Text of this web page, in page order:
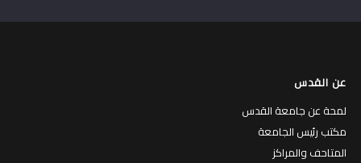
عن القدس
لمحة عن جامعة القدس
مكتب رئيس الجامعة
المتاحف والمراكز